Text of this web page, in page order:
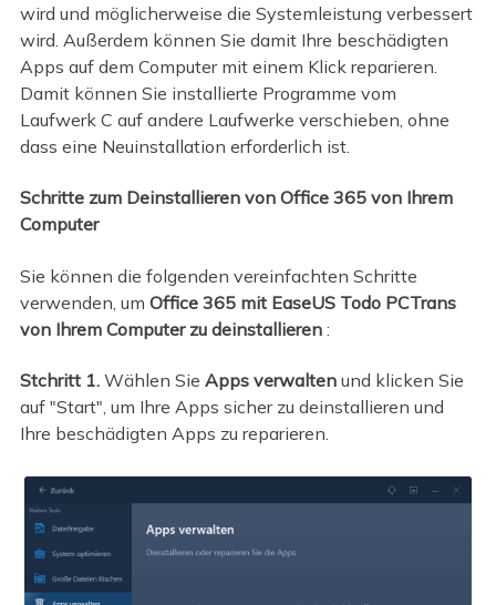
wird und möglicherweise die Systemleistung verbessert
wird. Außerdem können Sie damit Ihre beschädigten
Apps auf dem Computer mit einem Klick reparieren.
Damit können Sie installierte Programme vom
Laufwerk C auf andere Laufwerke verschieben, ohne
dass eine Neuinstallation erforderlich ist.
Schritte zum Deinstallieren von Office 365 von Ihrem
Computer
Sie können die folgenden vereinfachten Schritte
verwenden, um Office 365 mit EaseUS Todo PCTrans
von Ihrem Computer zu deinstallieren:
Stchritt 1. Wählen Sie Apps verwaltenund klicken Sie
auf "Start", um Ihre Apps sicher zu deinstallieren und
Ihre beschädigten Apps zu reparieren.